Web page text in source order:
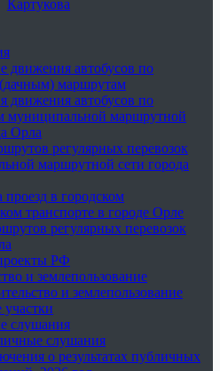
Картукова
движения автобусов по
маршрутам
движения автобусов по
муниципальной маршрутной
Орла
регулярных перевозок
маршрутной сети города
в городском
транспорте в городе Орле
регулярных перевозок
РФ
и землепользование
и землепользование
слушания
слушания
о результатах публичных